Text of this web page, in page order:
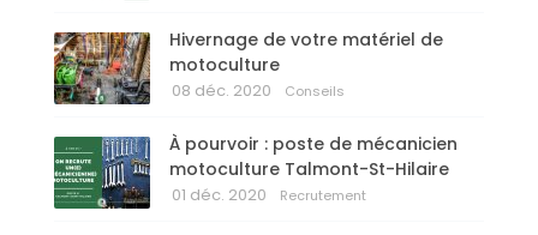
Hivernage de votre matériel de
motoculture
08 déc. 2020 Conseils
À pourvoir : poste de mécanicien
motoculture Talmont-St-Hilaire
01 déc. 2020 Recrutement